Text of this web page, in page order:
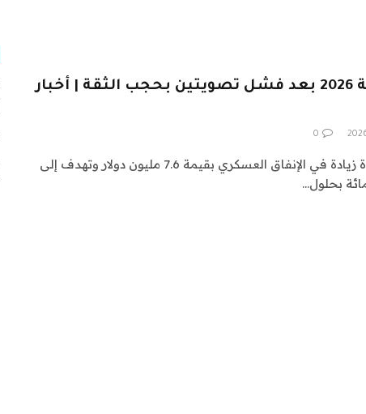
فرنسا تعتمد موازنة 2026 بعد فشل تصويتين بحجب الثقة | أخبار
0
وتتضمن الميزانية الجديدة زيادة في الإنفاق العسكري بقيمة 7.6 مليون دولار وتهدف إلى